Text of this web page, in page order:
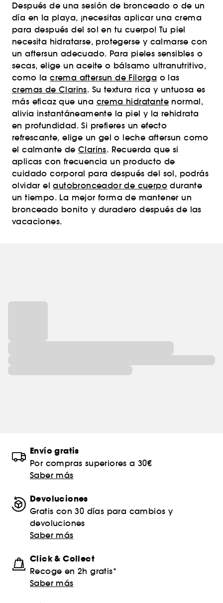
Después de una sesión de bronceado o de un
día en la playa, ¡necesitas aplicar una crema
para después del sol en tu cuerpo! Tu piel
necesita hidratarse, protegerse y calmarse con
un aftersun adecuado. Para pieles sensibles o
secas, elige un aceite o bálsamo ultranutritivo,
como lacrema aftersun de Filorga o las
cremas de Clarins. Su textura rica y untuosa es
más eficaz que una crema hidratante normal,
alivia instantáneamente la piel y la rehidrata
en profundidad. Si prefieres un efecto
refrescante, elige un gel o leche aftersun como
el calmante deClarins. Recuerda que si
aplicas con frecuencia un producto de
cuidado corporal para después del sol, podrás
olvidar elautobronceador de cuerpo durante
un tiempo. La mejor forma de mantener un
bronceado bonito y duradero después de las
vacaciones.
Envío gratis
Por compras superiores a 30€
Saber más
Devoluciones
Gratis con 30 días para cambios y
devoluciones
Saber más
Click & Collect
Recoge en 2h gratis*
Saber más